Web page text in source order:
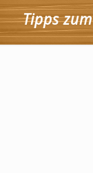
Tipps